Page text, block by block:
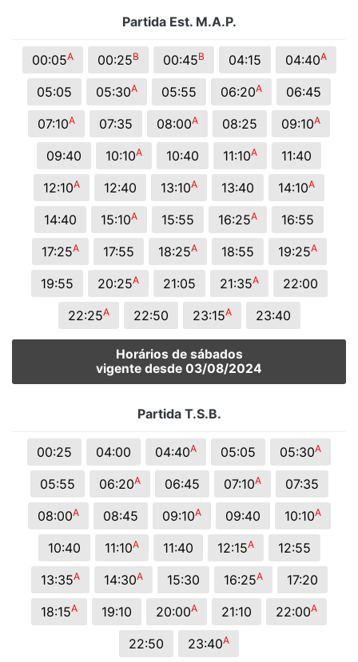
Partida Est. M.A.P.
00:05A 00:25B 00:45B 04:15 04:40A
05:05 05:30A 05:55 06:20A
06:45
07:10A 07:35 08:00A 08:25 09:10A
09:40 10:10A 10:40 11:10A
11:40
12:10A 12:40 13:10A 13:40 14:10A
14:40 15:10A 15:55 16:25A
16:55
17:25A 17:55 18:25A 18:55 19:25A
19:55 20:25A 21:05 21:35A
22:00
22:25A 22:50 23:15A 23:40
Horários de sábados
vigente desde 03/08/2024
Partida T.S.B.
00:25 04:00 04:40A 05:05 05:30A
05:55 06:20A 06:45 07:10A
07:35
08:00A 08:45 09:10A 09:40 10:10A
10:40 11:10A 11:40 12:15A
12:55
13:35A 14:30A 15:30 16:25A
17:20
18:15A 19:10 20:00A 21:10 22:00A
22:50 23:40A